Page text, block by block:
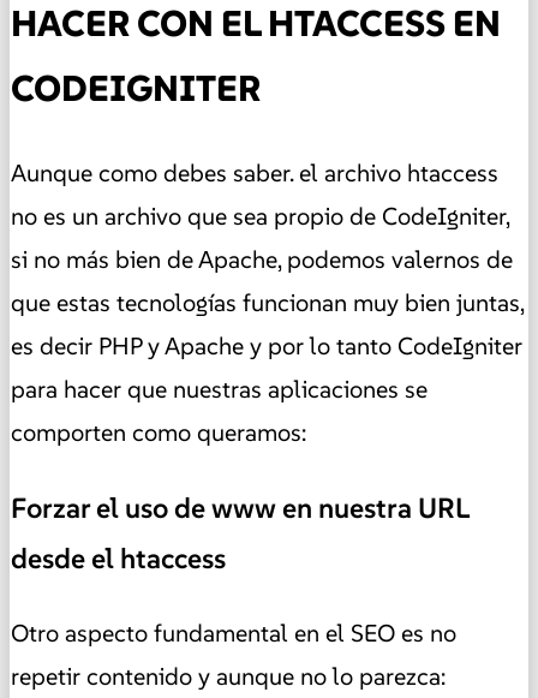
HACER CON EL HTACCESS EN
CODEIGNITER
Aunque como debes saber. el archivo htaccess
no es un archivo que sea propio de CodeIgniter,
si no más bien de Apache, podemos valernos de
que estas tecnologías funcionan muy bien juntas,
es decir PHP y Apache y por lo tanto CodeIgniter
para hacer que nuestras aplicaciones se
comporten como queramos:
Forzar el uso de www en nuestra URL
desde el htaccess
Otro aspecto fundamental en el SEO es no
repetir contenido y aunque no lo parezca: